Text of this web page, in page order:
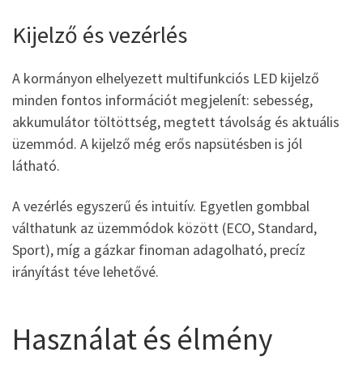
Kijelző és vezérlés
A kormányon elhelyezett multifunkciós LED kijelző
minden fontos információt megjelenít: sebesség,
akkumulátor töltöttség, megtett távolság és aktuális
üzemmód. A kijelző még erős napsütésben is jól
látható.
A vezérlés egyszerű és intuitív. Egyetlen gombbal
válthatunk az üzemmódok között (ECO, Standard,
Sport), míg a gázkar finoman adagolható, precíz
irányítást téve lehetővé.
Használat és élmény